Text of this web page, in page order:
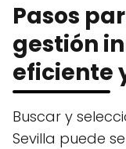
Pasos
gestión
eficiente
Buscar y
Sevilla puede